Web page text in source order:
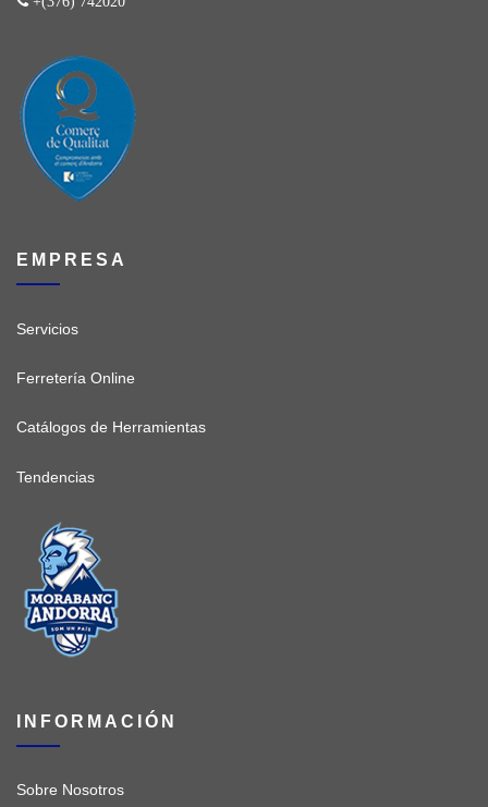
EMPRESA
Servicios
Ferretería Online
Catálogos de Herramientas
Tendencias
INFORMACIÓN
Sobre Nosotros